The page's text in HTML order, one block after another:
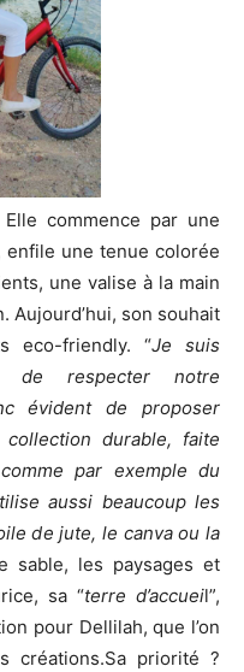
commence par une
une tenue colorée
une valise à la main
Aujourd’hui, son souhait
eco-friendly. “Je suis
de respecter notre
évident de proposer
durable, faite
par exemple du
aussi beaucoup les
de jute, le canva ou la
sable, les paysages et
sa “terre d’accueil”,
pour Dellilah, que l’on
créations.Sa priorité ?